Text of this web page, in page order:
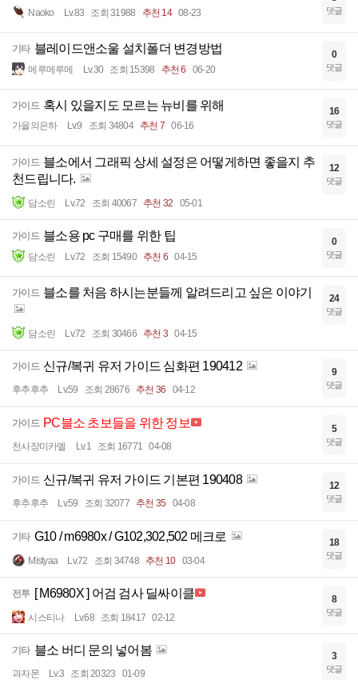
Naoko Lv.83 조회 31988 추천 14 08-23 댓글
기타 블레이드앤소울 설치폴더 변경방법
메루메루메 Lv.30 조회 15398 추천 6 06-20
0
댓글
가이드 혹시 있을지도 모르는 뉴비를 위해
가을의은하 Lv.9 조회 34804 추천 7 06-16
16
댓글
가이드 블소에서 그래픽 상세 설정은 어떻게하면 좋을지 추
천드립니다.
담소린 Lv.72 조회 40067 추천 32 05-01
12
댓글
가이드 블소용 pc 구매를 위한 팁
담소린 Lv.72 조회 15490 추천 6 04-15
0
댓글
가이드 블소를 처음 하시는분들께 알려드리고 싶은 이야기
담소린 Lv.72 조회 30466 추천 3 04-15
24
댓글
가이드 신규/복귀 유저 가이드 심화편 190412
후추후추 Lv.59 조회 28676 추천 36 04-12
9
댓글
가이드 PC블소 초보들을 위한 정보
천사장미카엘 Lv.1 조회 16771 04-08
5
댓글
가이드 신규/복귀 유저 가이드 기본편 190408
후추후추 Lv.59 조회 32077 추천 35 04-08
12
댓글
기타 G10 / m6980x / G102,302,502 메크로
Mistyaa Lv.72 조회 34748 추천 10 03-04
18
댓글
전투 [ M6980X ] 어검 검사 딜싸이클
시스티나 Lv.68 조회 18417 02-12
8
댓글
기타 블소 버디 문의 넣어봄
과자몬 Lv.3 조회 20323 01-09
3
댓글